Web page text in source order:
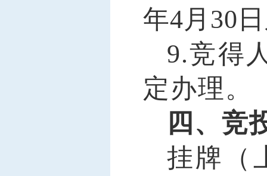
年4月30日
9.竞得
定办理。
四、竞
挂牌（